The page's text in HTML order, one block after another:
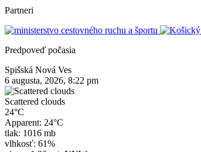
Partneri
Predpoveď počasia
Spišská Nová Ves
6 augusta, 2026, 8:22 pm
Scattered clouds
24°C
Apparent: 24°C
tlak: 1016 mb
vlhkosť: 61%